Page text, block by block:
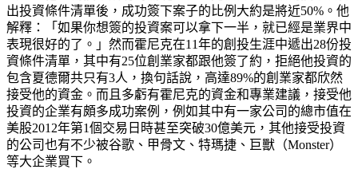
出投資條件清單後，成功簽下案子的比例大約是將近50% 。他
解釋：「如果你想簽的投資案可以拿下一半，就已經是業界中
表現很好的了。」然而霍尼克在11年的創投生涯中遞出28份投
資條件清單，其中有25位創業家都跟他簽了約，拒絕他投資的
包含夏德爾共只有3人，換句話說，高達89%的創業家都欣然
接受他的資金。而且多虧有霍尼克的資金和專業建議，接受他
投資的企業有頗多成功案例，例如其中有一家公司的總市值在
美股2012年第1個交易日時甚至突破30億美元，其他接受投資
的公司也有不少被谷歌、甲骨文、特瑪捷、巨獸（Monster）
等大企業買下。